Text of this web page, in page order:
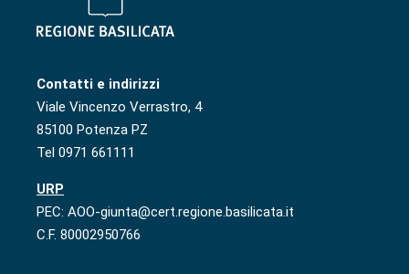
Contatti e indirizzi
Viale Vincenzo Verrastro, 4
85100 Potenza PZ
Tel 0971 661111
URP
PEC: AOO-giunta@cert.regione.basilicata.it
C.F. 80002950766